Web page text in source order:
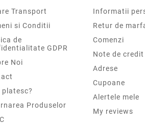
Transport
si Conditii
de
GDPR
Noi
platesc?
Produselor
Informatii
Retur de
Comenzi
Note de credit
Adrese
Cupoane
Alertele mele
My reviews